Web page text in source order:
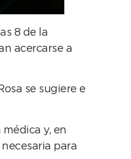
8 de la
acercarse a
se sugiere e
y, en
para